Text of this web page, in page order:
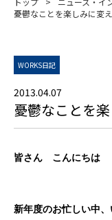
憂鬱なことを楽しみに変え
WORKS日記
2013.04.07
憂鬱なことを
皆さん こんにちは
新年度のお忙しい中、